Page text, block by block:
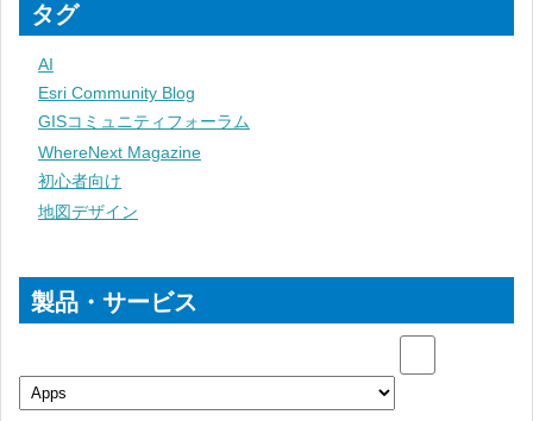
タグ
AI
Esri Community Blog
GISコミュニティフォーラム
WhereNext Magazine
初心者向け
地図デザイン
製品・サービス